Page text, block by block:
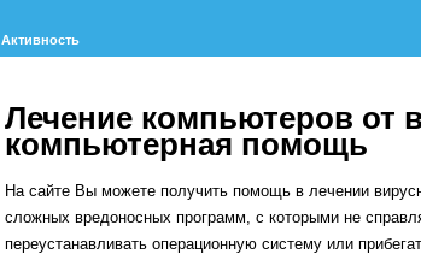
Активность
Лечение компьютеров от
компьютерная помощь
На сайте Вы можете получить помощь в лечении
сложных вредоносных программ, с которыми не
переустанавливать операционную систему или